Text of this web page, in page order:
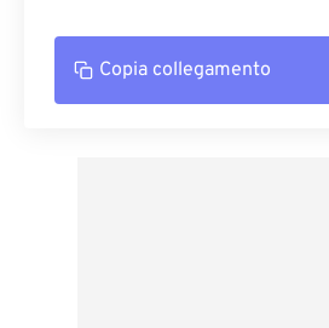
Copia collegamento